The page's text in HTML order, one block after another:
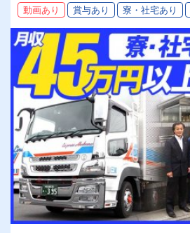
動画あり 賞与あり 寮・社宅あり